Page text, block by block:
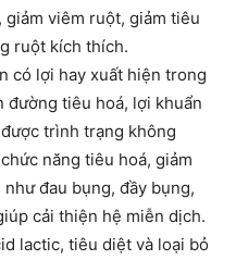
viêm ruột, giảm tiêu
ruột kích thích.
có lợi hay xuất hiện trong
đường tiêu hoá, lợi khuẩn
trình trạng không
năng tiêu hoá, giảm
đau bụng, đầy bụng,
cải thiện hệ miễn dịch.
lactic, tiêu diệt và loại bỏ